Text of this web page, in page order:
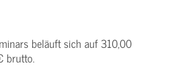
beläuft sich auf 310,00
brutto.